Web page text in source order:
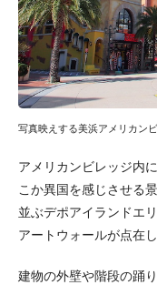
写真映えする美浜アメリカン
アメリカンビレッジ内
こか異国を感じさせる
並ぶデポアイランドエ
アートウォールが点在
建物の外壁や階段の踊